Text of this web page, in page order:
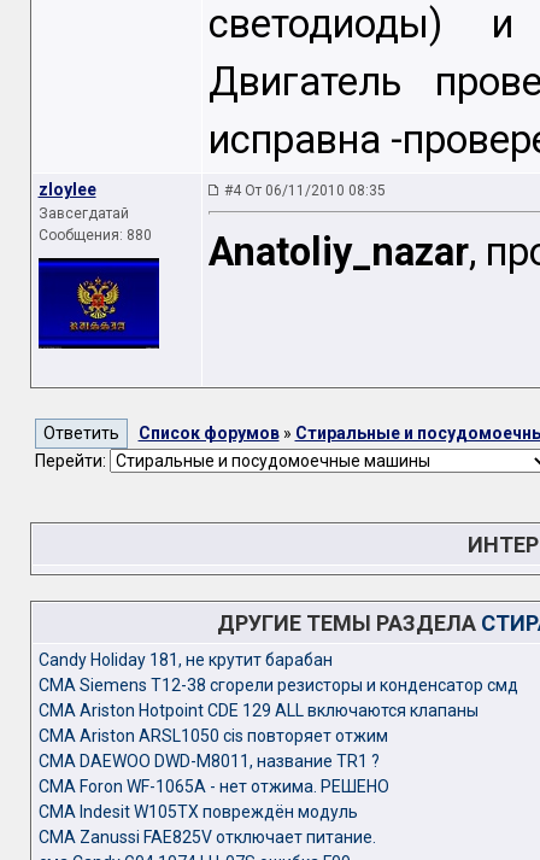
светодиоды) и
Двигатель
исправна -
zloylee
Завсегдатай
Сообщения: 880
#4 От 06/11/2010 08:35
Anatoliy_nazar,
Список форумов» Стиральные и
Перейти:
ДРУГИЕ ТЕМЫ РАЗДЕЛА
Candy Holiday 181, не крутит барабан
CMA Siemens T12-38 сгорели резисторы и конденсатор смд
СМА Ariston Hotpoint CDE 129 ALL включаются клапаны
СМА Ariston ARSL1050 cis повторяет отжим
СМА DAEWOO DWD-M8011, название TR1 ?
СМА Foron WF-1065A - нет отжима. РЕШЕНО
СМА Indesit W105TX повреждён модуль
СМА Zanussi FAE825V отключает питание.